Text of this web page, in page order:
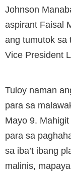
Johnson
aspirant Faisal
ang tumutok sa
Vice President
Tuloy naman
para sa
Mayo 9.
para sa
sa iba’t ibang
malinis,